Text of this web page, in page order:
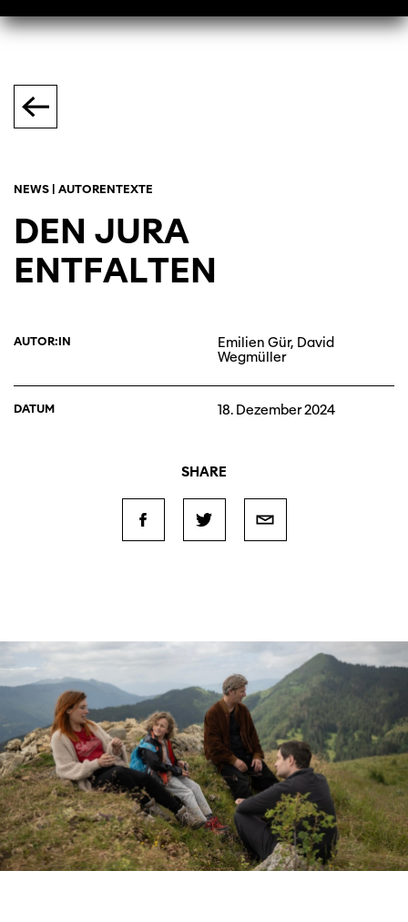
NEWS | AUTORENTEXTE
DEN JURA
ENTFALTEN
AUTOR:IN
Emilien Gür, David
Wegmüller
DATUM 18. Dezember 2024
SHARE